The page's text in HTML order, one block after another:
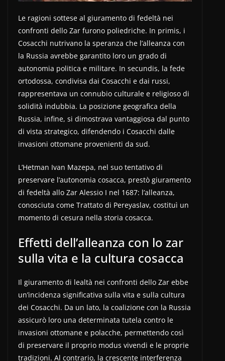
Le ragioni sottese al giuramento di fedeltà nei
confronti dello Zar furono poliedriche. In primis, i
Cosacchi nutrivano la speranza che l’alleanza con
la Russia avrebbe garantito loro un grado di
autonomia politica e militare. In secundis, la fede
ortodossa, condivisa dai Cosacchi e dai russi,
rappresentava un connubio culturale e religioso di
solidità indubbia. La posizione geografica della
Russia, infine, si dimostrava vantaggiosa dal punto
di vista strategico, difendendo i Cosacchi dalle
invasioni ottomane provenienti da sud.
L’Hetman Ivan Mazepa, nel suo tentativo di
preservare l’autonomia cosacca, prestò giuramento
di fedeltà allo Zar Alessio I nel 1687: l’alleanza,
conosciuta come Trattato di Pereyaslav, costituì un
momento di cesura nella storia cosacca.
Effetti dell’alleanza con lo zar
sulla vita e la cultura cosacca
Il giuramento di lealtà nei confronti dello Zar ebbe
un’incidenza significativa sulla vita e sulla cultura
dei Cosacchi. Da un lato, la coalizione con la Russia
assicurò loro una determinata tutela contro le
invasioni ottomane e polacche, permettendo così
di preservare il proprio modus vivendi e le proprie
tradizioni. Al contrario, la crescente interferenza